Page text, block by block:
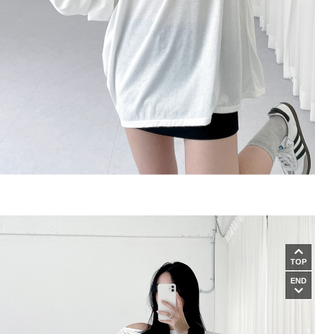
TOP
END